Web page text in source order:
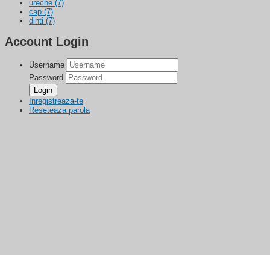
ureche (7)
cap (7)
dinti (7)
Account Login
Username
Password
Inregistreaza-te
Reseteaza parola